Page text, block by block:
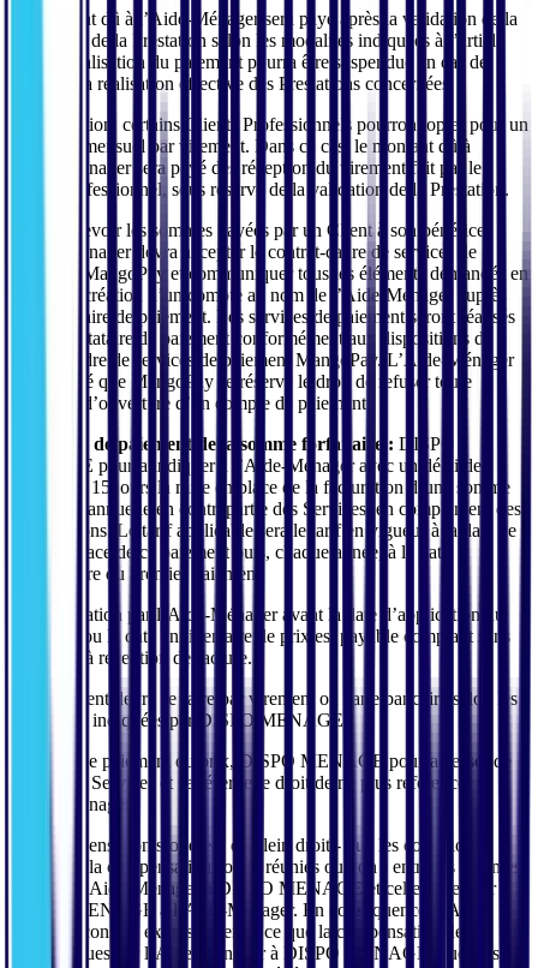
Le montant dû à l’Aide-Ménager sera payé après la validation de la
réalisation de la Prestation selon les modalités indiquées à l’article
3.3. La réalisation du paiement pourra être suspendue en cas de
litige sur la réalisation effective des Prestations concernées.
Par exception, certains Clients Professionnels pourront opter pour un
paiement mensuel par virement. Dans ce cas, le montant dû à
l’Aide-Ménager sera payé dès réception du virement fait par le
Client Professionnel, sous réserve de la validation de la Prestation.
Pour percevoir les sommes payées par un Client à son bénéfice,
l’Aide-Ménager devra accepter le contrat-cadre de services de
paiement MangoPay et communiquer tous les éléments demandés en
vue de la création d’un compte au nom de l’Aide-Ménager auprès
du prestataire de paiement. Les services de paiement seront réalisés
par le prestataire de paiement conformément aux dispositions du
contrat cadre de services de paiement MangoPay. L’Aide-Ménager
est informé que MangoPay se réserve le droit de refuser toute
demande d’ouverture d’un compte de paiement.
Modalités de paiement de la somme forfaitaire : DISPO
MENAGE pourra indiquer à l’Aide-Ménager avec un délai de
préavis de 15 jours la mise en place de la facturation d’une somme
forfaitaire annuelle en contrepartie des Services, en complément des
commissions. Le tarif applicable sera le tarif en vigueur à la date de
mise en place de ce paiement puis, chaque année, à la date
anniversaire du premier paiement.
Sauf résiliation par l’Aide-Ménager avant la date d’application du
paiement ou la date anniversaire, le prix est payable comptant sans
escompte à réception de facture.
Le règlement devra se faire par virement ou carte bancaire selon les
conditions indiquées par DISPO MENAGE.
A défaut de paiement du prix, DISPO MENAGE pourra cesser de
fournir les Services et se réserve le droit de ne plus référencer
l’Aide-Ménager.
Une compensation s’opèrera de plein droit - que les conditions
légales de la compensation soient réunies ou non - entre les sommes
dues par l’Aide-Ménager à DISPO MENAGE et celles dues par
DISPO MENAGE à l’Aide-Ménager. En conséquence, l’Aide-
Ménager consent expressément à ce que la compensation des
sommes dues par l’Aide-Ménager à DISPO MENAGE, que ce soit